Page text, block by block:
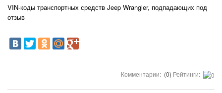
VIN-коды транспортных средств Jeep Wrangler, подпадающих под
отзыв
Комментарии: (0) Рейтинги: